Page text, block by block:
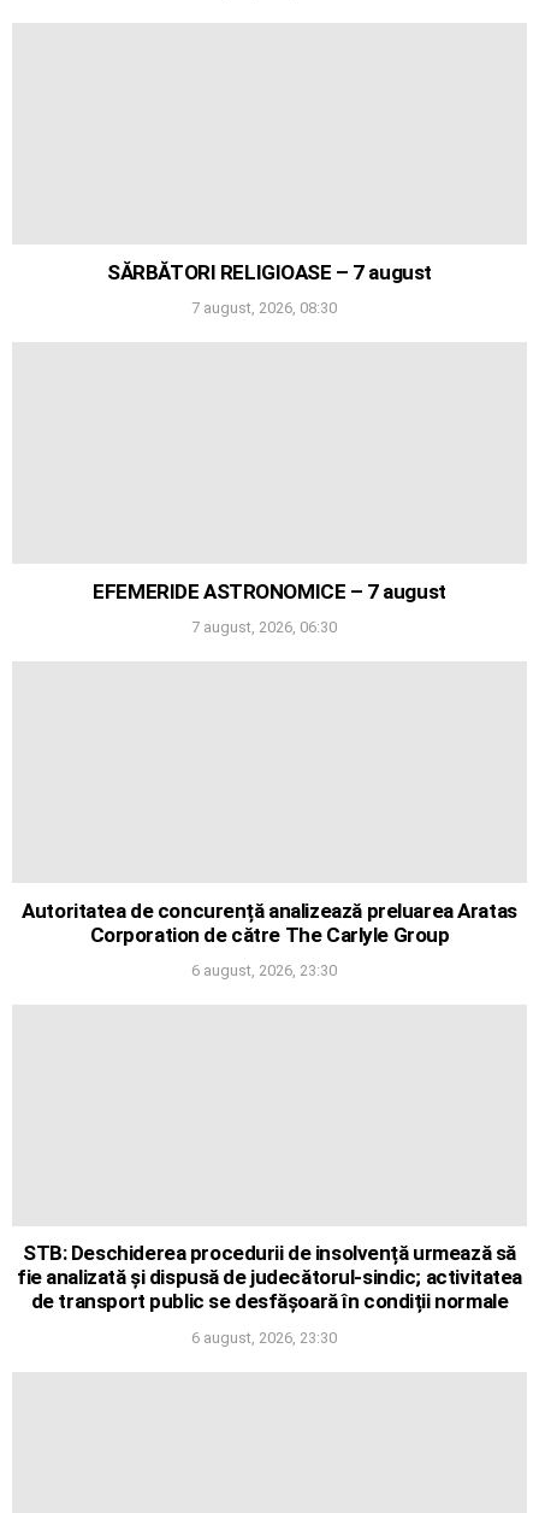
SĂRBĂTORI RELIGIOASE – 7 august
7 august, 2026, 08:30
EFEMERIDE ASTRONOMICE – 7 august
7 august, 2026, 06:30
Autoritatea de concurență analizează preluarea Aratas
Corporation de către The Carlyle Group
6 august, 2026, 23:30
STB: Deschiderea procedurii de insolvență urmează să
fie analizată și dispusă de judecătorul-sindic; activitatea
de transport public se desfășoară în condiții normale
6 august, 2026, 23:30